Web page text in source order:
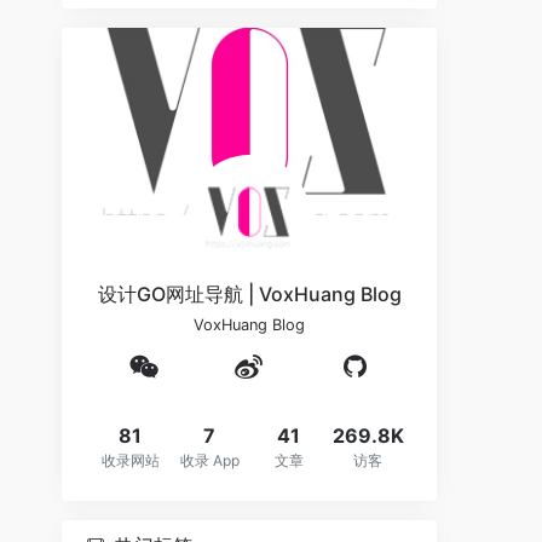
设计GO网址导航 | VoxHuang Blog
VoxHuang Blog
81
收录网站
7
收录 App
41
文章
269.8K
访客